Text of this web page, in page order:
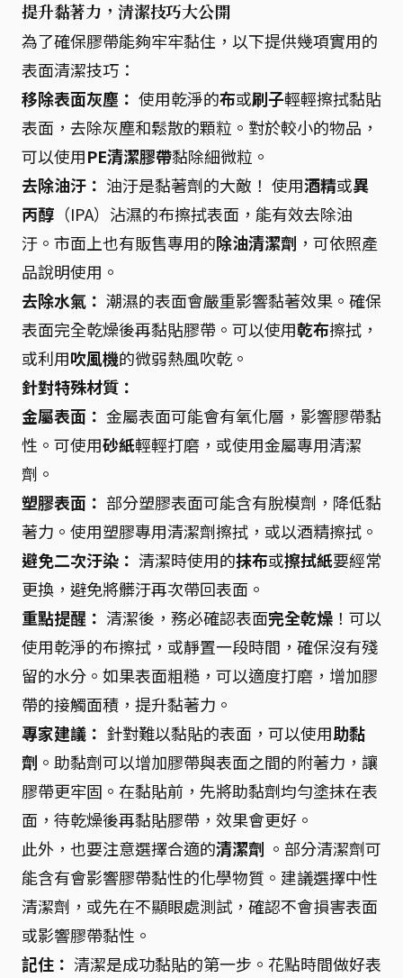
提升黏著力，清潔技巧大公開
為了確保膠帶能夠牢牢黏住，以下提供幾項實用的
表面清潔技巧：
移除表面灰塵： 使用乾淨的布或刷子輕輕擦拭黏貼
表面，去除灰塵和鬆散的顆粒。對於較小的物品，
可以使用PE清潔膠帶黏除細微粒。
去除油汙： 油汙是黏著劑的大敵！ 使用酒精或異
丙醇 （IPA）沾濕的布擦拭表面，能有效去除油
汙。市面上也有販售專用的除油清潔劑 ，可依照產
品說明使用。
去除水氣： 潮濕的表面會嚴重影響黏著效果。確保
表面完全乾燥後再黏貼膠帶。可以使用乾布擦拭，
或利用吹風機的微弱熱風吹乾。
針對特殊材質：
金屬表面： 金屬表面可能會有氧化層，影響膠帶黏
性。可使用砂紙輕輕打磨，或使用金屬專用清潔
劑。
塑膠表面： 部分塑膠表面可能含有脫模劑，降低黏
著力。使用塑膠專用清潔劑擦拭，或以酒精擦拭。
避免二次汙染： 清潔時使用的抹布或擦拭紙要經常
更換，避免將髒汙再次帶回表面。
重點提醒： 清潔後，務必確認表面完全乾燥 ！可以
使用乾淨的布擦拭，或靜置一段時間，確保沒有殘
留的水分。如果表面粗糙，可以適度打磨，增加膠
帶的接觸面積，提升黏著力。
專家建議： 針對難以黏貼的表面，可以使用助黏
劑 。助黏劑可以增加膠帶與表面之間的附著力，讓
膠帶更牢固。在黏貼前，先將助黏劑均勻塗抹在表
面，待乾燥後再黏貼膠帶，效果會更好。
此外，也要注意選擇合適的清潔劑 。部分清潔劑可
能含有會影響膠帶黏性的化學物質。建議選擇中性
清潔劑，或先在不顯眼處測試，確認不會損害表面
或影響膠帶黏性。
記住： 清潔是成功黏貼的第一步。花點時間做好表